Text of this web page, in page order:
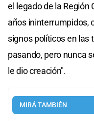
el legado de la Región
años ininterrumpidos,
signos políticos en las
pasando, pero nunca
le dio creación".
MIRÁ TAMBIÉN